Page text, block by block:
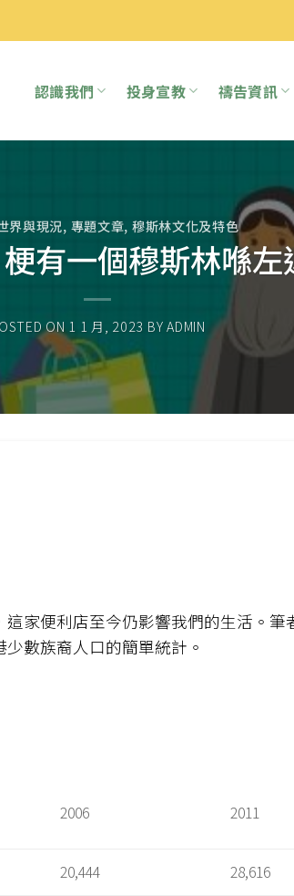
認識我們 投身宣教 禱告資訊
界與現況, 專題文章, 穆斯林文化及特色
有一個穆斯林喺左
ON 1 1 月, 2023 BYADMIN
家便利店至今仍影響我們的生活。
數族裔人口的簡單統計。
2006 2011
20,444 28,616